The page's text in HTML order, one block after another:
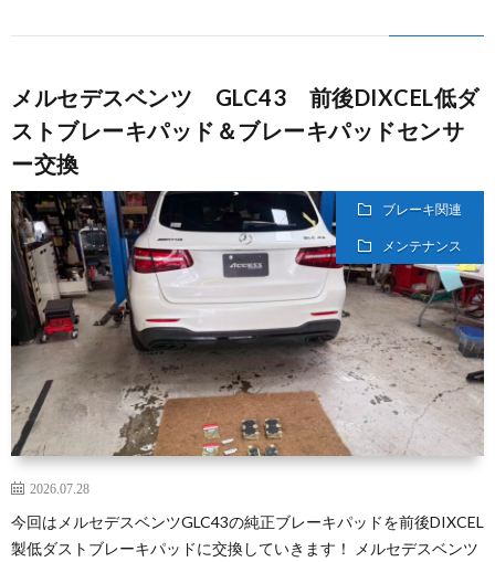
メルセデスベンツ GLC43 前後DIXCEL低ダ
ストブレーキパッド＆ブレーキパッドセンサ
ー交換
ブレーキ関連
メンテナンス
2026.07.28
今回はメルセデスベンツGLC43の純正ブレーキパッドを前後DIXCEL
製低ダストブレーキパッドに交換していきます！ メルセデスベンツ